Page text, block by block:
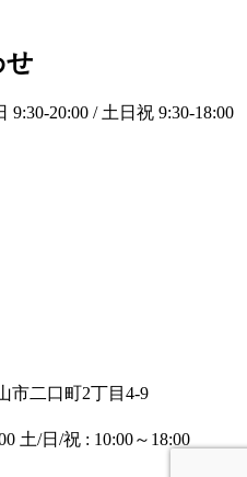
せ
9:30-20:00 / 土日祝 9:30-18:00
市二口町2丁目4-9
土/日/祝 : 10:00～18:00